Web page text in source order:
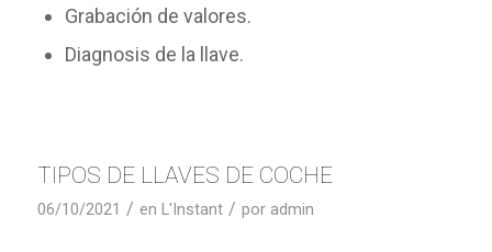
Grabación de valores.
Diagnosis de la llave.
TIPOS DE LLAVES DE COCHE
06/10/2021 / en L'Instant / por admin